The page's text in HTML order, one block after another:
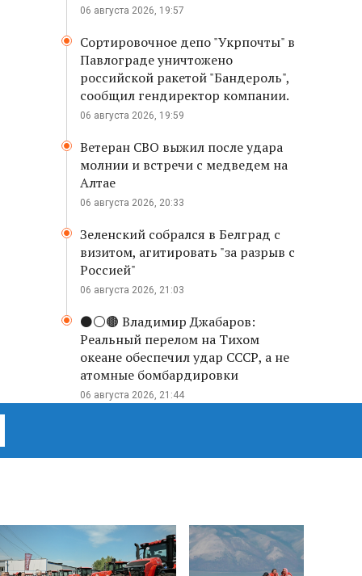
06 августа 2026, 19:57
Сортировочное депо "Укрпочты" в
Павлограде уничтожено
российской ракетой "Бандероль",
сообщил гендиректор компании.
06 августа 2026, 19:59
Ветеран СВО выжил после удара
молнии и встречи с медведем на
Алтае
06 августа 2026, 20:33
Зеленский собрался в Белград с
визитом, агитировать "за разрыв с
Россией"
06 августа 2026, 21:03
⚫️⚪️🟤 Владимир Джабаров:
Реальный перелом на Тихом
океане обеспечил удар СССР, а не
атомные бомбардировки
06 августа 2026, 21:44